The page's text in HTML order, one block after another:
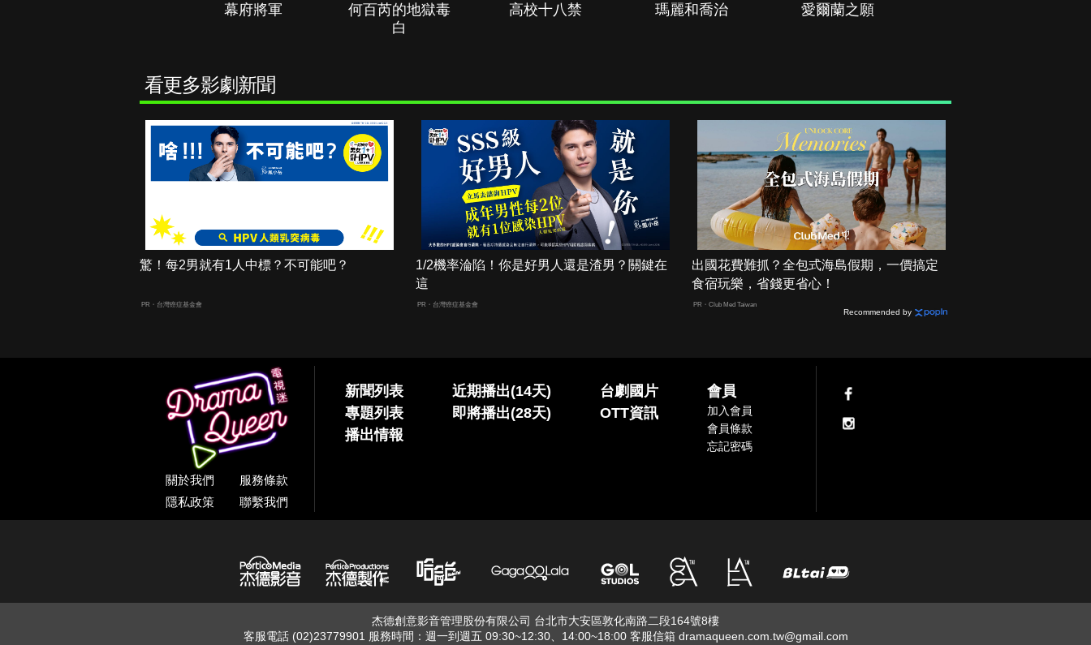
幕府將軍
何百芮的地獄毒
白
高校十八禁 瑪麗和喬治 愛爾蘭之願
看更多影劇新聞
驚！每2男就有1人中標？不可能吧？
PR・台灣癌症基金會
1/2機率淪陷！你是好男人還是渣男？關鍵在
這
PR・台灣癌症基金會
出國花費難抓？全包式海島假期，一價搞定
食宿玩樂，省錢更省心！
PR・Club Med Taiwan
Recommended by
關於我們
服務條款
隱私政策
聯繫我們
新聞列表
專題列表
播出情報
近期播出(14天)
即將播出(28天)
台劇國片
OTT資訊
會員
加入會員
會員條款
忘記密碼
杰德創意影音管理股份有限公司 台北市大安區敦化南路二段164號8樓
客服電話 (02)23779901 服務時間：週一到週五 09:30~12:30、14:00~18:00 客服信箱 dramaqueen.com.tw@gmail.com